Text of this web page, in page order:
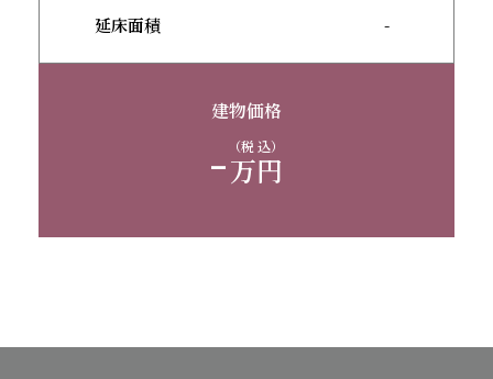
延床面積 -
建物価格
-万円
（税 込）